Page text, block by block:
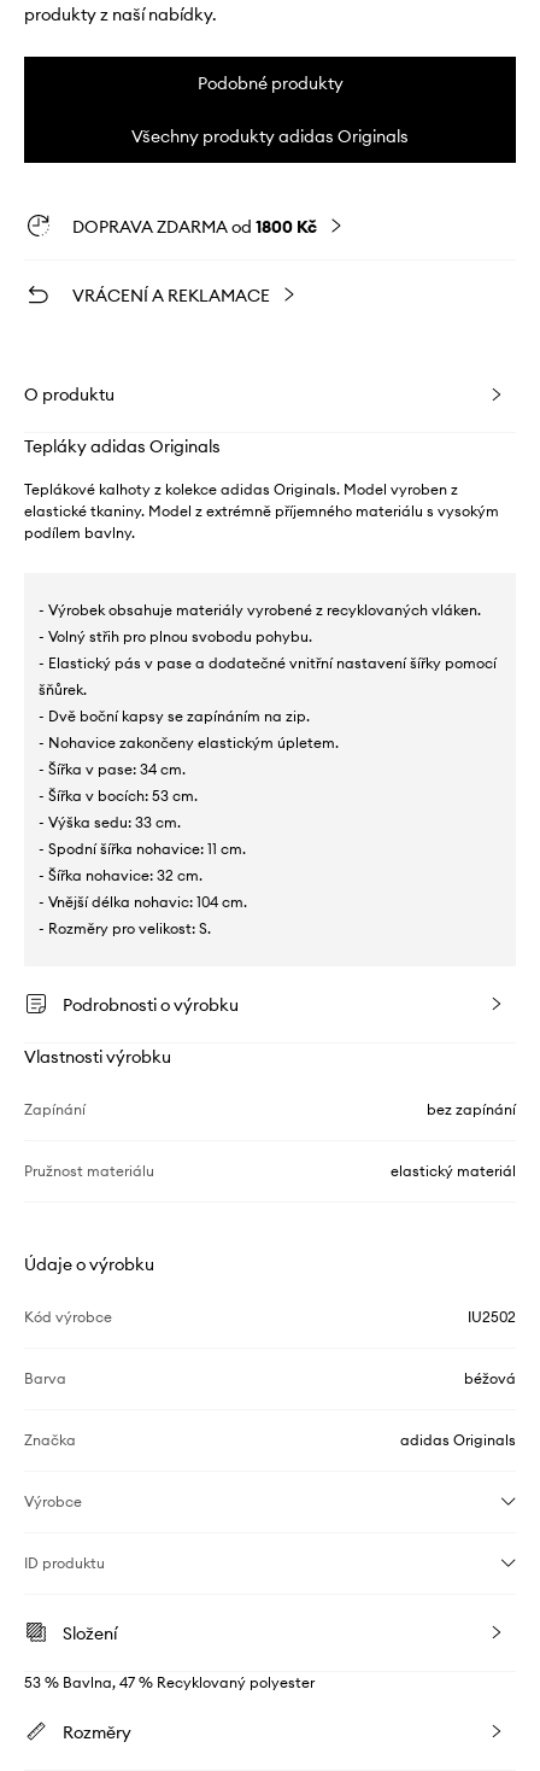
produkty z naší nabídky.
Podobné produkty
Všechny produkty adidas Originals
DOPRAVA ZDARMA od 1800 Kč
VRÁCENÍ A REKLAMACE
O produktu
Tepláky adidas Originals
Teplákové kalhoty z kolekce adidas Originals. Model vyroben z
elastické tkaniny. Model z extrémně příjemného materiálu s vysokým
podílem bavlny.
- Výrobek obsahuje materiály vyrobené z recyklovaných vláken.
- Volný střih pro plnou svobodu pohybu.
- Elastický pás v pase a dodatečné vnitřní nastavení šířky pomocí
šňůrek.
- Dvě boční kapsy se zapínáním na zip.
- Nohavice zakončeny elastickým úpletem.
- Šířka v pase: 34 cm.
- Šířka v bocích: 53 cm.
- Výška sedu: 33 cm.
- Spodní šířka nohavice: 11 cm.
- Šířka nohavice: 32 cm.
- Vnější délka nohavic: 104 cm.
- Rozměry pro velikost: S.
Podrobnosti o výrobku
Vlastnosti výrobku
Zapínání bez zapínání
Pružnost materiálu elastický materiál
Údaje o výrobku
Kód výrobce IU2502
Barva béžová
Značka adidas Originals
Výrobce
ID produktu
Složení
53 % Bavlna, 47 % Recyklovaný polyester
Rozměry